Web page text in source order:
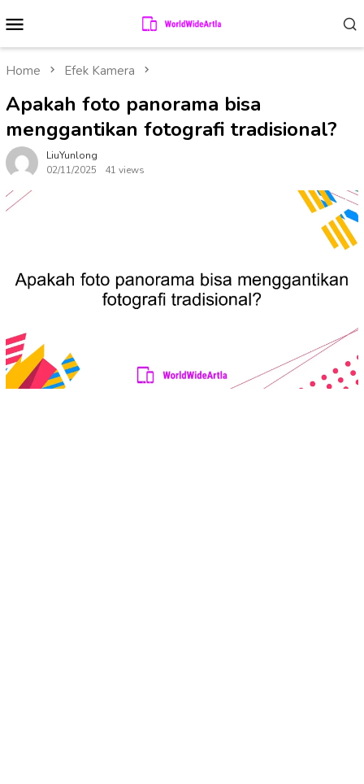
to
contentMenu
Home Efek Kamera
Apakah foto panorama bisa
menggantikan fotografi tradisional?
LiuYunlong
02/11/2025
41 views